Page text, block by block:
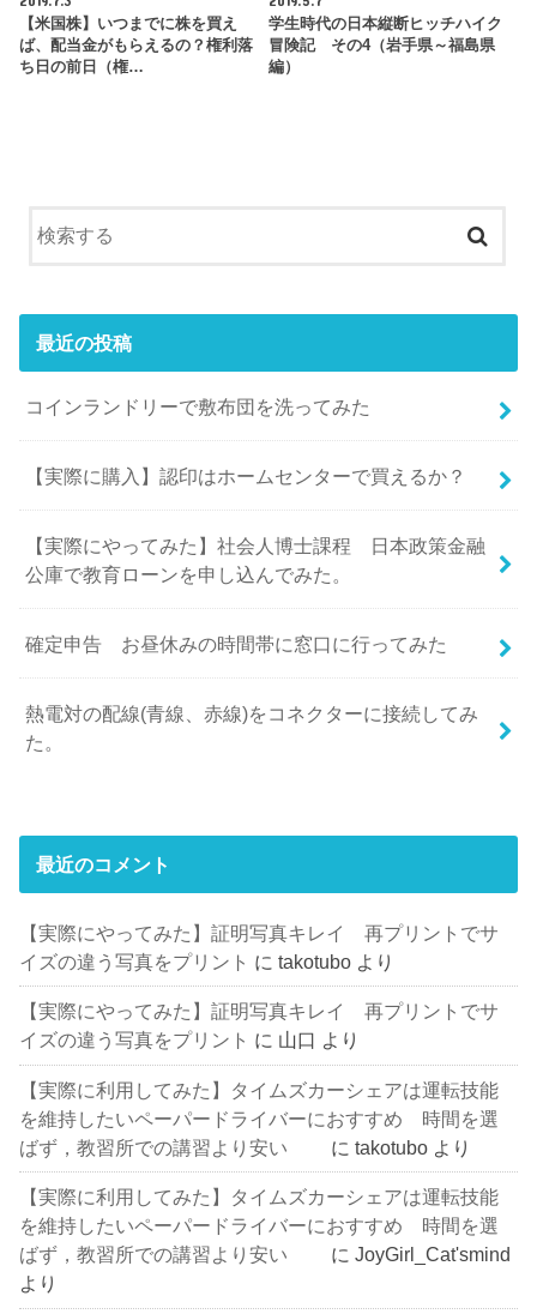
【米国株】いつまでに株を買え
ば、配当金がもらえるの？権利落
ち日の前日（権…
学生時代の日本縦断ヒッチハイク
冒険記 その4（岩手県～福島県
編）
最近の投稿
コインランドリーで敷布団を洗ってみた
【実際に購入】認印はホームセンターで買えるか？
【実際にやってみた】社会人博士課程 日本政策金融
公庫で教育ローンを申し込んでみた。
確定申告 お昼休みの時間帯に窓口に行ってみた
熱電対の配線(青線、赤線)をコネクターに接続してみ
た。
最近のコメント
【実際にやってみた】証明写真キレイ 再プリントでサ
イズの違う写真をプリント にtakotubo より
【実際にやってみた】証明写真キレイ 再プリントでサ
イズの違う写真をプリント に 山口 より
【実際に利用してみた】タイムズカーシェアは運転技能
を維持したいペーパードライバーにおすすめ 時間を選
ばず，教習所での講習より安い
にtakotubo より
【実際に利用してみた】タイムズカーシェアは運転技能
を維持したいペーパードライバーにおすすめ 時間を選
ばず，教習所での講習より安い
にJoyGirl_Cat'smind
より